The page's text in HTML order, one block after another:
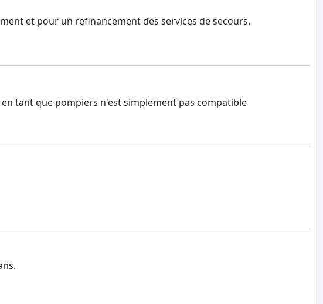
et pour un refinancement des services de secours.
tant que pompiers n'est simplement pas compatible